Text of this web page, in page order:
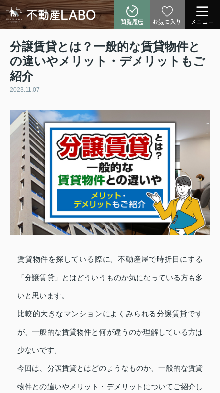
閲覧履歴 お気に入り メニュー
分譲賃貸とは？一般的な賃貸物件と
の違いやメリット・デメリットもご
紹介
2023.11.07
賃貸物件を探している際に、不動産屋で時折目にする
「分譲賃貸」とはどういうものか気になっている方も多
いと思います。
比較的大きなマンションによくみられる分譲賃貸です
が、一般的な賃貸物件と何が違うのか理解している方は
少ないです。
今回は、分譲賃貸とはどのようなものか、一般的な賃貸
物件との違いやメリット・デメリットについてご紹介し